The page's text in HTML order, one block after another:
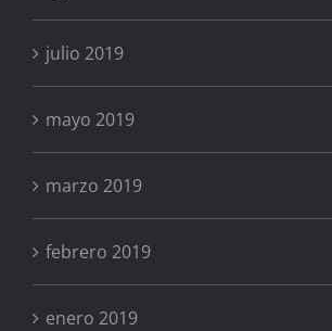
julio 2019
mayo 2019
marzo 2019
febrero 2019
enero 2019